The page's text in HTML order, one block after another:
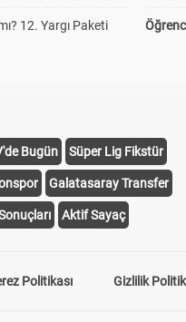
12. Yargı Paketi
Bugün Süper Lig Fikstür
Galatasaray Transfer
Aktif Sayaç
Politikası Gizlilik